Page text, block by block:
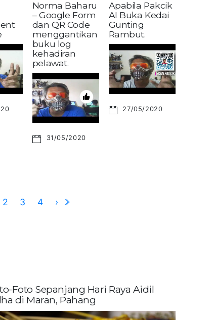
Norma Baharu
– Google Form
dan QR Code
menggantikan
buku log
kehadiran
pelawat.
31/05/2020
Apabila Pakcik
AI Buka Kedai
Gunting
Rambut.
27/05/2020
2 3 4 ›
Foto Sepanjang Hari Raya Aidil
di Maran, Pahang